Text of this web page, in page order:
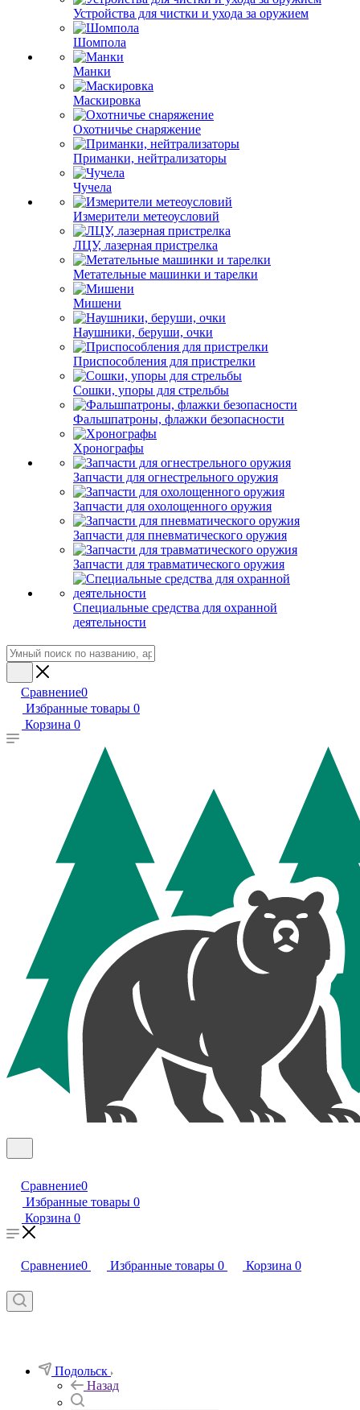
Устройства для чистки и ухода за оружием
Шомпола
Манки
Маскировка
Охотничье снаряжение
Приманки, нейтрализаторы
Чучела
Измерители метеоусловий
ЛЦУ, лазерная пристрелка
Метательные машинки и тарелки
Мишени
Наушники, беруши, очки
Приспособления для пристрелки
Сошки, упоры для стрельбы
Фальшпатроны, флажки безопасности
Хронографы
Запчасти для огнестрельного оружия
Запчасти для охолощенного оружия
Запчасти для пневматического оружия
Запчасти для травматического оружия
Специальные средства для охранной
деятельности
Сравнение0
Избранные товары 0
Корзина 0
Сравнение0
Избранные товары 0
Корзина 0
Сравнение0 Избранные товары 0 Корзина 0
Подольск
Назад